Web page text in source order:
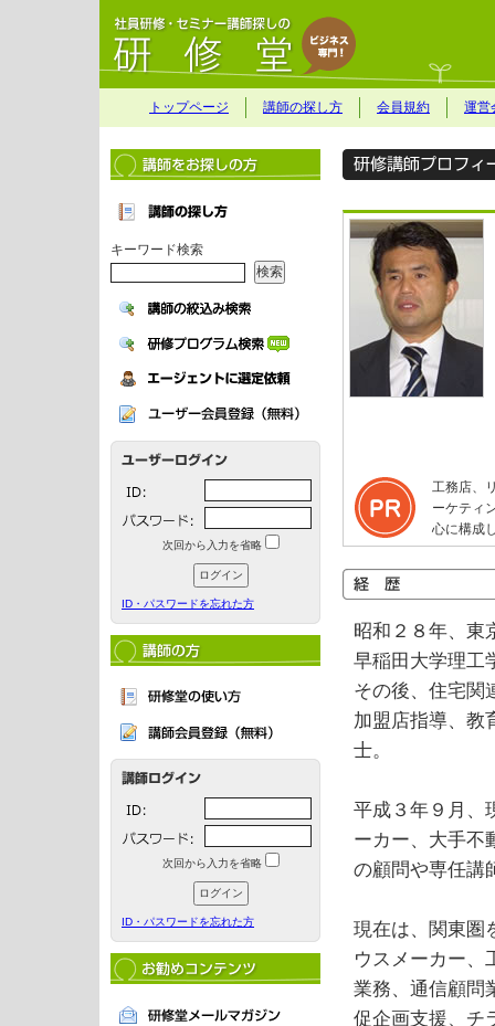
トップページ 講師の探し方 会員規約 運営
キーワード検索
次回から入力を省略
ID・パスワードを忘れた方
次回から入力を省略
ID・パスワードを忘れた方
工務店、
ーケティ
心に構成
昭和２８年、東
早稲田大学理工
その後、住宅関
加盟店指導、教
士。
平成３年９月、
ーカー、大手不
の顧問や専任講
現在は、関東圏
ウスメーカー、
業務、通信顧問
促企画支援、チ